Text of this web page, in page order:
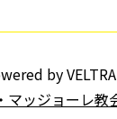
by
マッジョーレ教